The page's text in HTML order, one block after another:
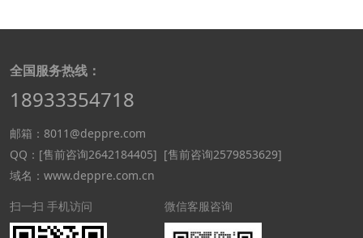
全国服务热线：
18933354718
邮箱：8011@deppre.com
QQ： [售前咨询2642184405] [售前咨询2579853629]
域名：www.deppre.com.cn
扫一扫 手机访问
微信客服咨询